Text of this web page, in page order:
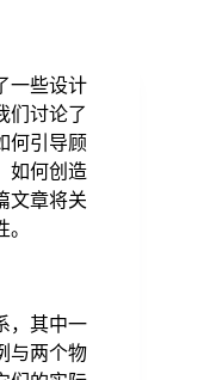
一些设计
们讨论了
何引导顾
如何创造
文章将关
，其中一
与两个物